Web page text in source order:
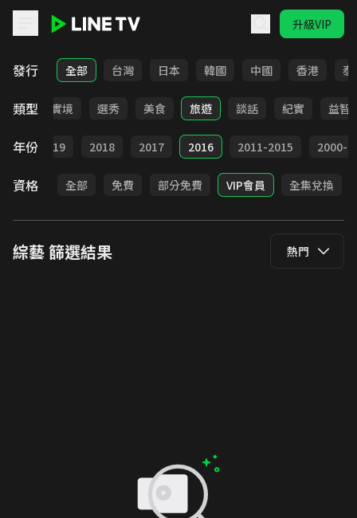
升級VIP
LINE TV - 綜藝
發行 全部 台灣 日本 韓國 中國 香港 泰
類型
全部 實境 選秀 美食 旅遊 談話 紀實 益智
年份 2019 2018 2017 2016 2011-2015 2000-
資格 全部 免費 部分免費 VIP會員 全集兌換
綜藝篩選結果 熱門